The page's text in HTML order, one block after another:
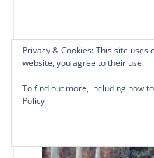
Privacy & Cookies: This site
website, you agree to their use.
To find out more, including how
Policy
C Culture
Privacy & Cookies: This site
website, you agree to their use.
To find out more, including how
Policy
Privacy & Cookies: This site
website, you agree to their use.
To find out more, including how
Policy